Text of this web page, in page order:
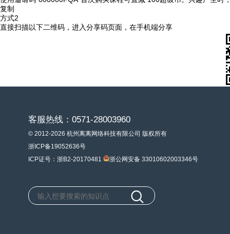
复制
方式2
直接扫描以下二维码，进入分享码页面，在手机端分享
客服热线：0571-28003960
© 2012-2026 杭州离离网络科技有限公司 版权所有
浙ICP备19052636号
ICP证号：浙B2-20170481
浙公网安备 33010602003346号